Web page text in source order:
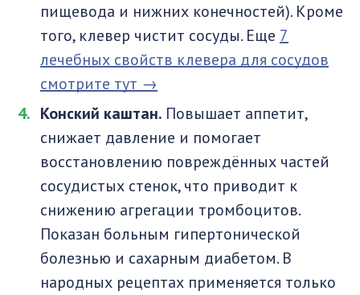
пищевода и нижних конечностей). Кроме
того, клевер чистит сосуды. Еще 7
лечебных свойств клевера для сосудов
смотрите тут →
Конский каштан. Повышает аппетит,
снижает давление и помогает
восстановлению повреждённых частей
сосудистых стенок, что приводит к
снижению агрегации тромбоцитов.
Показан больным гипертонической
болезнью и сахарным диабетом. В
народных рецептах применяется только